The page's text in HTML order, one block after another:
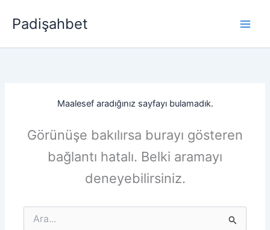
atlaPadişahbet
Maalesef aradığınız sayfayı bulamadık.
Görünüşe bakılırsa burayı gösteren
bağlantı hatalı. Belki aramayı
deneyebilirsiniz.
for: